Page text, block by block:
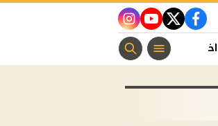
facebook
twitter
youtube
instagram
اخبار الفن منوعات مسيحية